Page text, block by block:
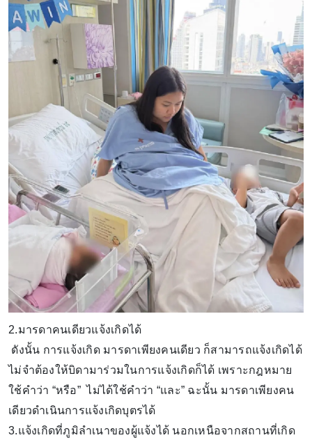
2.มารดาคนเดียวแจ้งเกิดได้
ดังนั้น การแจ้งเกิด มารดาเพียงคนเดียว ก็สามารถแจ้งเกิดได้
ไม่จำต้องให้บิดามาร่วมในการแจ้งเกิดก็ได้ เพราะกฎหมาย
ใช้คำว่า “หรือ” ไม่ได้ใช้คำว่า “และ” ฉะนั้น มารดาเพียงคน
เดียวดำเนินการแจ้งเกิดบุตรได้
3.แจ้งเกิดที่ภูมิลำเนาของผู้แจ้งได้ นอกเหนือจากสถานที่เกิด